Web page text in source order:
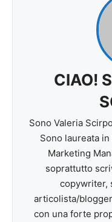
CIAO!
Sono Valeria
Sono laureata
Marketing
soprattutto
copywriter,
articolista/
con una forte